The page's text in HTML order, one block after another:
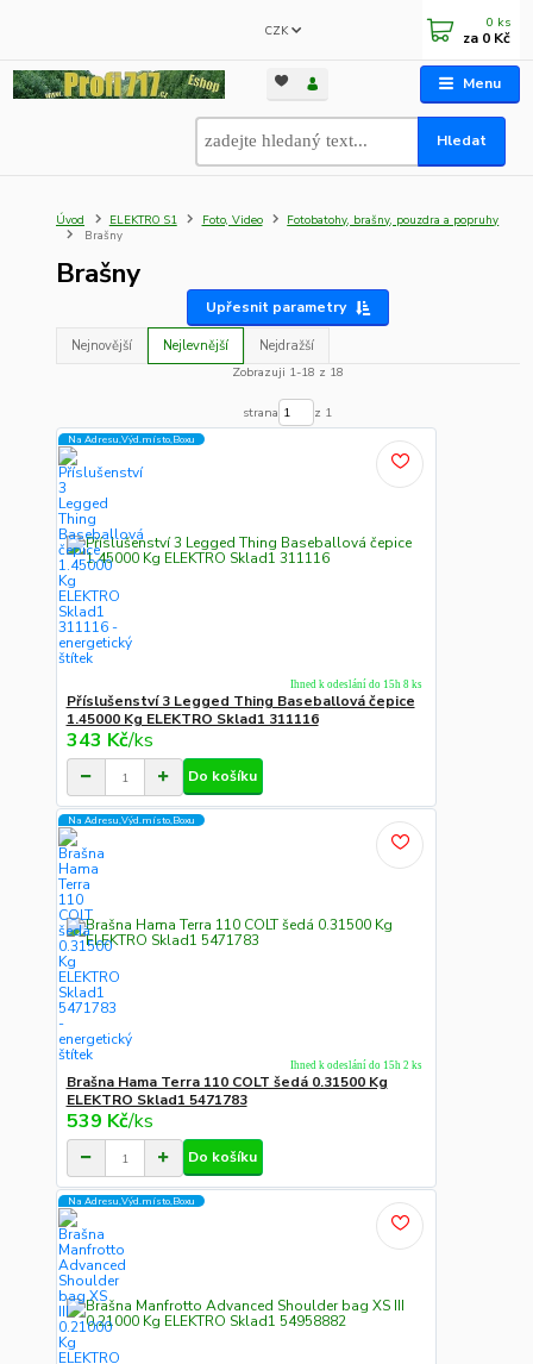
Menu
CZK
Hledat
0 ks
za 0 Kč
Úvod ELEKTRO S1 Foto, Video
Fotobatohy, brašny, pouzdra a popruhy
Brašny
Brašny
Upřesnit parametry
Nejnovější Nejlevnější
Nejdražší
Zobrazuji 1-18 z 18
strana z 1
Na Adresu,Výd.místo,Boxu
Příslušenství 3 Legged Thing Baseballová čepice
1.45000 Kg ELEKTRO Sklad1 311116
343 Kč/ks
Ihned k odeslání do 15h 8 ks
Do košíku
Na Adresu,Výd.místo,Boxu
Brašna Hama Terra 110 COLT šedá 0.31500 Kg
ELEKTRO Sklad1 5471783
539 Kč/ks
Ihned k odeslání do 15h 2 ks
Do košíku
Na Adresu,Výd.místo,Boxu